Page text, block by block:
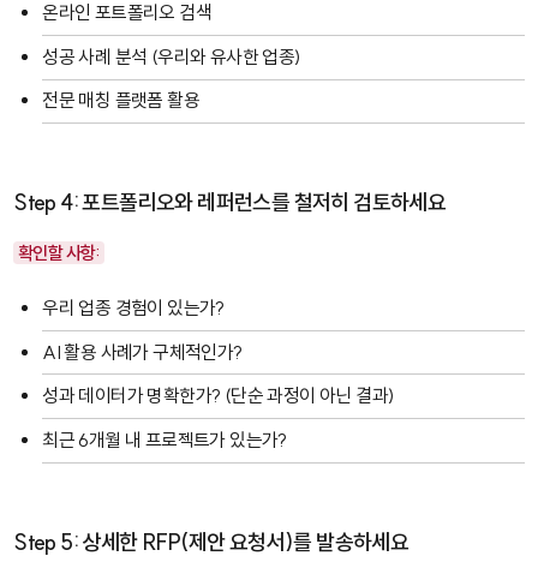
온라인 포트폴리오 검색
성공 사례 분석 (우리와 유사한 업종)
전문 매칭 플랫폼 활용
Step 4: 포트폴리오와 레퍼런스를 철저히 검토하세요
확인할 사항:
우리 업종 경험이 있는가?
AI 활용 사례가 구체적인가?
성과 데이터가 명확한가? (단순 과정이 아닌 결과)
최근 6개월 내 프로젝트가 있는가?
Step 5: 상세한 RFP(제안 요청서)를 발송하세요